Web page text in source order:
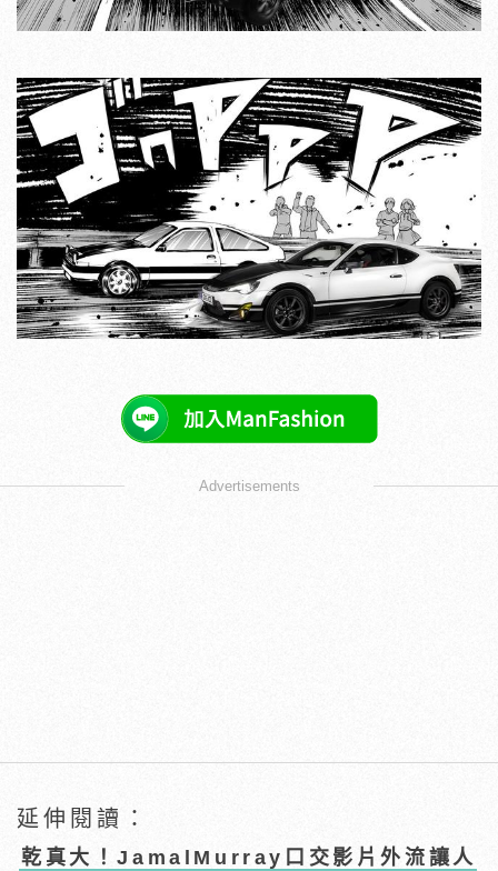
Advertisements
延伸閱讀：
乾真大！JamalMurray口交影片外流讓人